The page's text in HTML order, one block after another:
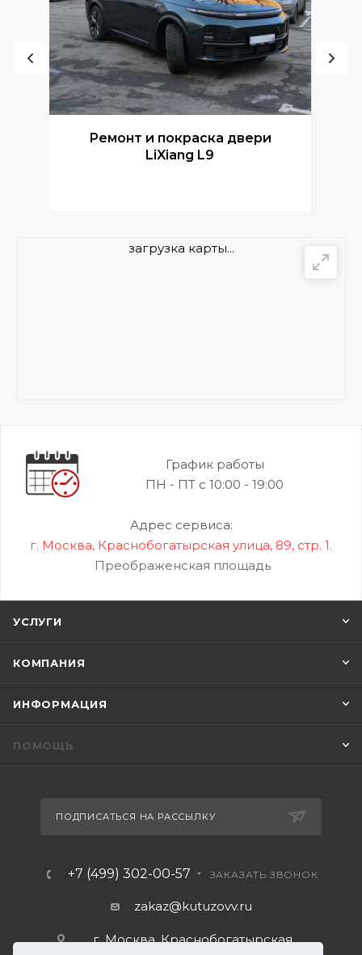
Ремонт и покраска двери
LiXiang L9
загрузка карты...
График работы
ПН - ПТ с 10:00 - 19:00
Адрес сервиса:
г. Москва, Краснобогатырская улица, 89, стр. 1.
Преображенская площадь
УСЛУГИ
КОМПАНИЯ
ИНФОРМАЦИЯ
ПОМОЩЬ
ПОДПИСАТЬСЯ НА РАССЫЛКУ
+7 (499) 302-00-57 ЗАКАЗАТЬ ЗВОНОК
zakaz@kutuzovv.ru
г. Москва, Краснобогатырская